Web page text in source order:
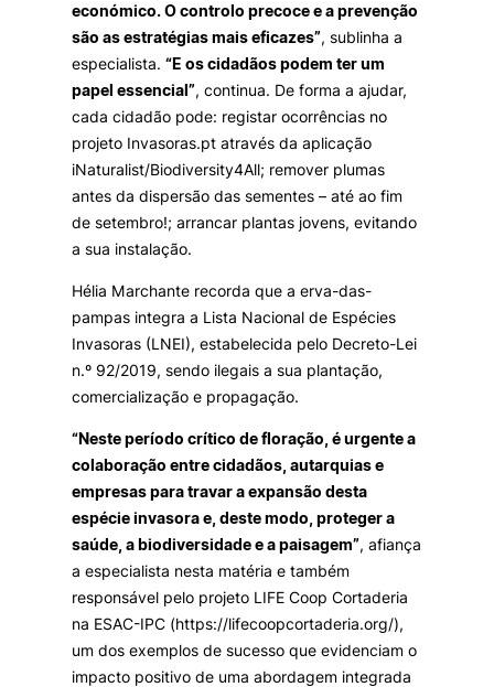
económico. O controlo precoce e a prevenção
são as estratégias mais eficazes”, sublinha a
especialista. “E os cidadãos podem ter um
papel essencial”, continua. De forma a ajudar,
cada cidadão pode: registar ocorrências no
projeto Invasoras.pt através da aplicação
iNaturalist/Biodiversity4All; remover plumas
antes da dispersão das sementes – até ao fim
de setembro!; arrancar plantas jovens, evitando
a sua instalação.
Hélia Marchante recorda que a erva-das-
pampas integra a Lista Nacional de Espécies
Invasoras (LNEI), estabelecida pelo Decreto-Lei
n.º 92/2019, sendo ilegais a sua plantação,
comercialização e propagação.
“Neste período crítico de floração, é urgente a
colaboração entre cidadãos, autarquias e
empresas para travar a expansão desta
espécie invasora e, deste modo, proteger a
saúde, a biodiversidade e a paisagem”, afiança
a especialista nesta matéria e também
responsável pelo projeto LIFE Coop Cortaderia
na ESAC-IPC (https://lifecoopcortaderia.org/),
um dos exemplos de sucesso que evidenciam o
impacto positivo de uma abordagem integrada